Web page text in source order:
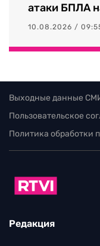
атаки БПЛА
10.08.2026 /
Выходные данные
Пользовательское
Политика обработки
Редакция